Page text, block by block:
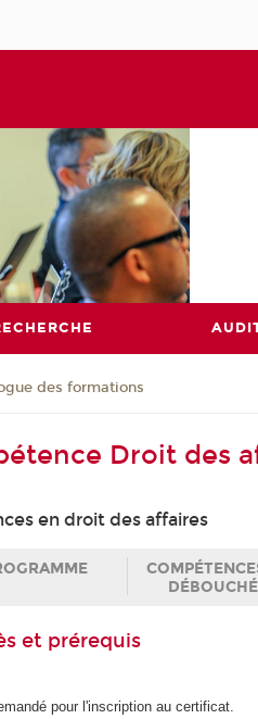
des formations
Droit des
en droit des affaires
et prérequis
pour l'inscription au certificat.